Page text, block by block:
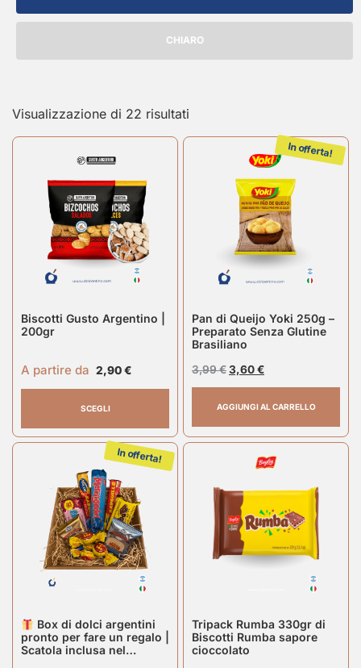
CHIARO
Visualizzazione di 22 risultati
Biscotti Gusto Argentino |
200gr
A partire da 2,90€
SCEGLI
In offerta!
Pan di Queijo Yoki 250g –
Preparato Senza Glutine
Brasiliano
3,99€3,60€
AGGIUNGI AL CARRELLO
In offerta!
Box di dolci argentini
pronto per fare un regalo |
Scatola inclusa nel
Tripack Rumba 330gr di
Biscotti Rumba sapore
cioccolato